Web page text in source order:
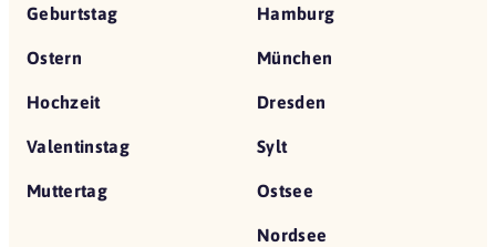
Geburtstag
Ostern
Hochzeit
Valentinstag
Muttertag
Hamburg
München
Dresden
Sylt
Ostsee
Nordsee